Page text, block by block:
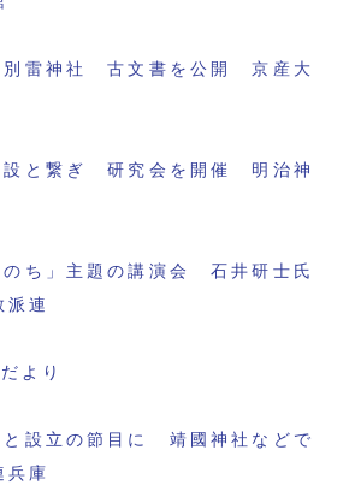
別雷神社 古文書を公開 京産大
設と繋ぎ 研究会を開催 明治神
のち」主題の講演会 石井研士氏
連
より
と設立の節目に 靖國神社などで
庫